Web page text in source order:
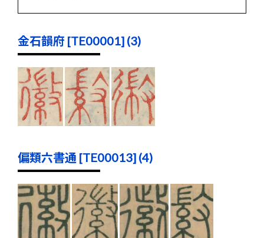
金石韻府 [TE00001] (3)
偏類六書通 [TE00013] (4)